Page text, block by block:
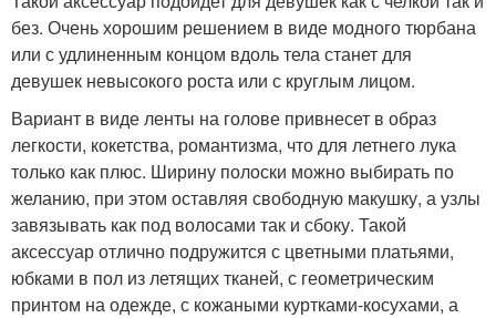
без. Очень хорошим решением в виде модного тюрбана
или с удлиненным концом вдоль тела станет для
девушек невысокого роста или с круглым лицом.
Вариант в виде ленты на голове привнесет в образ
легкости, кокетства, романтизма, что для летнего лука
только как плюс. Ширину полоски можно выбирать по
желанию, при этом оставляя свободную макушку, а узлы
завязывать как под волосами так и сбоку. Такой
аксессуар отлично подружится с цветными платьями,
юбками в пол из летящих тканей, с геометрическим
принтом на одежде, с кожаными куртками-косухами, а